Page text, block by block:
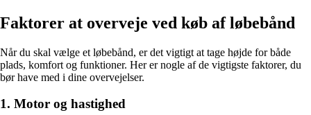
Faktorer at overveje ved køb af løbebånd
Når du skal vælge et løbebånd, er det vigtigt at tage højde for både
plads, komfort og funktioner. Her er nogle af de vigtigste faktorer, du
bør have med i dine overvejelser.
1. Motor og hastighed